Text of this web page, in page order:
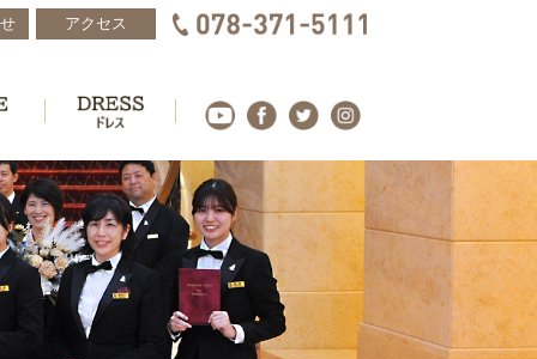
アクセス